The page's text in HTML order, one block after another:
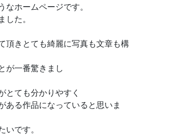
ホームページです。
た。
頂きとても綺麗に写真も文章も構
が一番驚きまし
とても分かりやすく
ある作品になっていると思いま
です。